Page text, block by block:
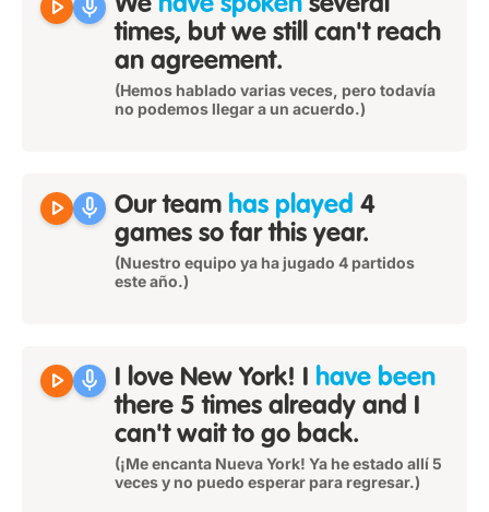
play_arrow mic We have spoken several
times, but we still can't reach
an agreement.
(Hemos hablado varias veces, pero todavía
no podemos llegar a un acuerdo.)
play_arrow mic Our team has played 4
games so far this year.
(Nuestro equipo ya ha jugado 4 partidos
este año.)
play_arrow mic I love New York! I have been
there 5 times already and I
can't wait to go back.
(¡Me encanta Nueva York! Ya he estado allí 5
veces y no puedo esperar para regresar.)